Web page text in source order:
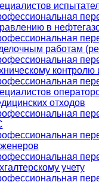
в
работам
контролю
отходов
учету